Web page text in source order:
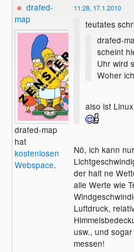
drafed-
map
drafed-map
hat
kostenlosen
Webspace.
11:28, 17.1.2010
teutates
drafed-
scheint
Uhr wird
Woher
also ist
Nö, ich kann
der halt ne
alle Werte wie
Luftdruck,
usw., und
messen!